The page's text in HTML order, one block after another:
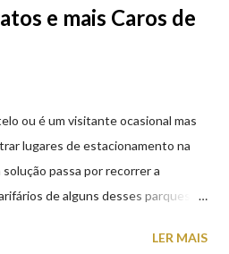
e mais Caros de
ou é um visitante ocasional mas
lugares de estacionamento na
passa por recorrer a
de alguns desses parques de
da cidade (entenda-se por
LER MAIS